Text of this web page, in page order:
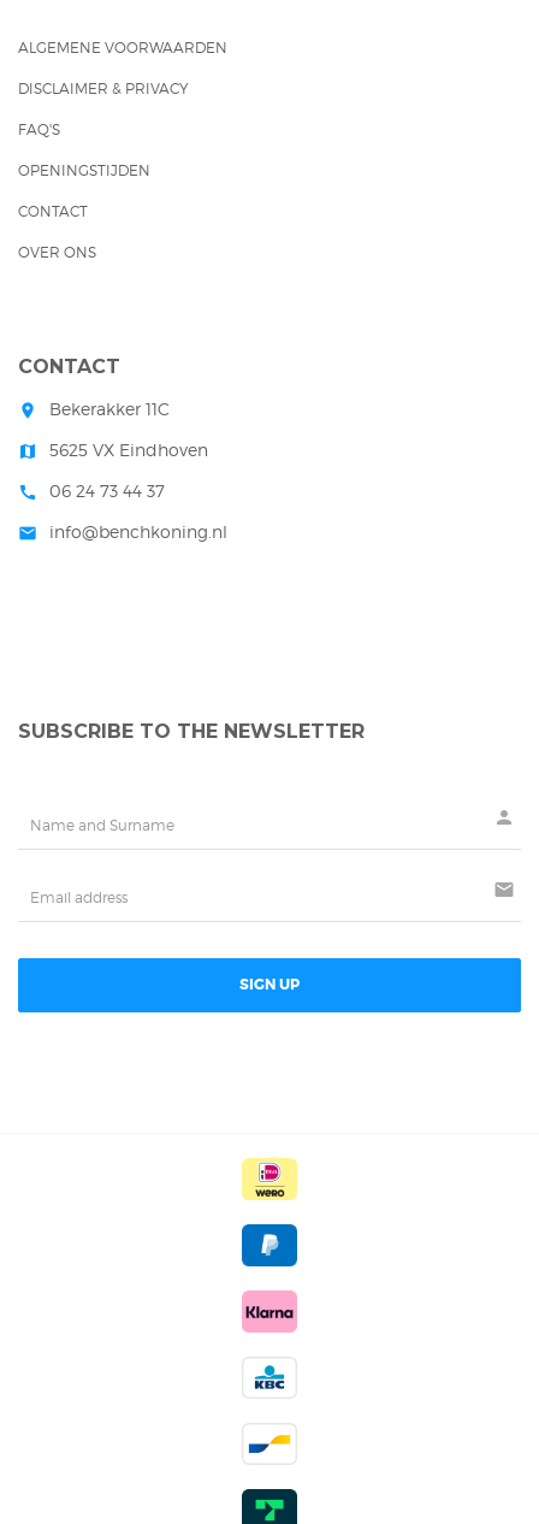
ALGEMENE VOORWAARDEN
DISCLAIMER & PRIVACY
FAQ'S
OPENINGSTIJDEN
CONTACT
OVER ONS
CONTACT
room Bekerakker 11C
map 5625 VX Eindhoven
call 06 24 73 44 37
mail info@benchkoning.nl
SUBSCRIBE TO THE NEWSLETTER
person
mail
SIGN UP